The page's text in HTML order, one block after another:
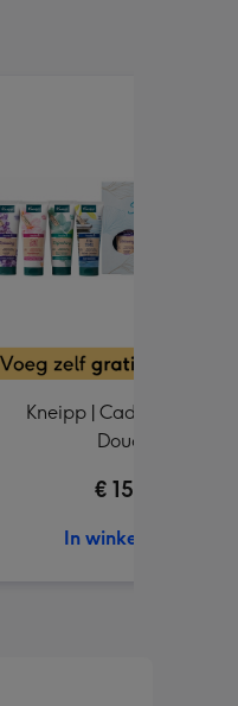
Kneipp | Cadeaupakket |
Douche
€ 15,99
In winkelmand